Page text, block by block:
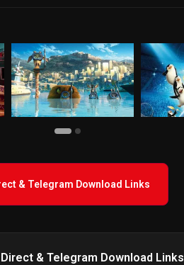
& Telegram Download Links
Direct & Telegram Download Links